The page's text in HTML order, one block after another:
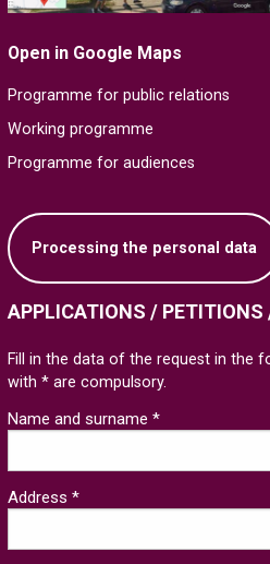
Open in Google Maps
Programme for public relations
Working programme
Programme for audiences
Processing the personal data
APPLICATIONS /
Fill in the data of the request in the
with * are compulsory.
Name and surname *
Address *